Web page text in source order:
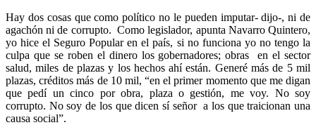
Hay dos cosas que como político no le pueden imputar- dijo-, ni de
agachón ni de corrupto. Como legislador, apunta Navarro Quintero,
yo hice el Seguro Popular en el país, si no funciona yo no tengo la
culpa que se roben el dinero los gobernadores; obras en el sector
salud, miles de plazas y los hechos ahí están. Generé más de 5 mil
plazas, créditos más de 10 mil, “en el primer momento que me digan
que pedí un cinco por obra, plaza o gestión, me voy. No soy
corrupto. No soy de los que dicen sí señor a los que traicionan una
causa social”.